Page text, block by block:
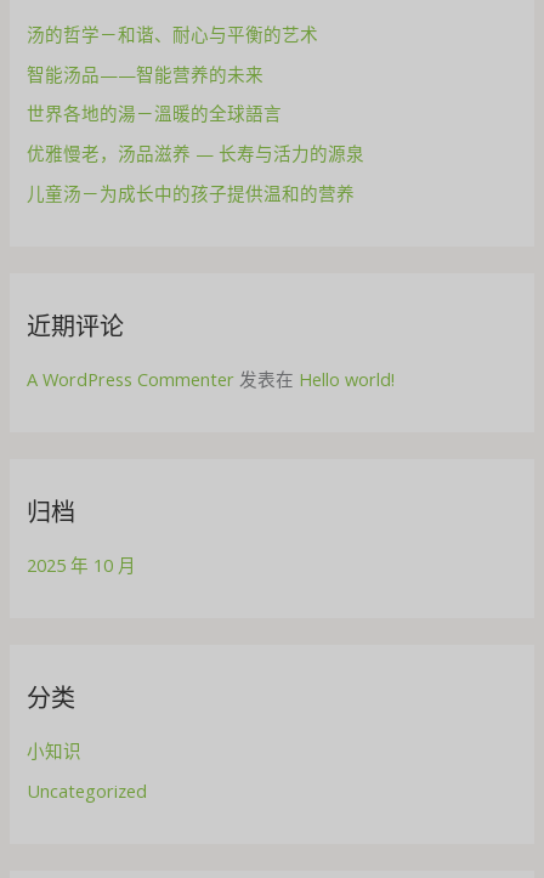
汤的哲学－和谐、耐心与平衡的艺术
智能汤品——智能营养的未来
世界各地的湯－溫暖的全球語言
优雅慢老，汤品滋养 — 长寿与活力的源泉
儿童汤－为成长中的孩子提供温和的营养
近期评论
A WordPress Commenter 发表在 Hello world!
归档
2025 年 10 月
分类
小知识
Uncategorized